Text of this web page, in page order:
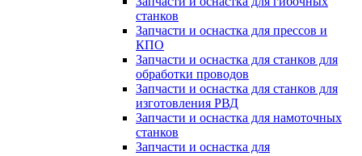
станков
Запчасти и оснастка для прессов и
КПО
Запчасти и оснастка для станков для
обработки проводов
Запчасти и оснастка для станков для
изготовления РВД
Запчасти и оснастка для намоточных
станков
Запчасти и оснастка для